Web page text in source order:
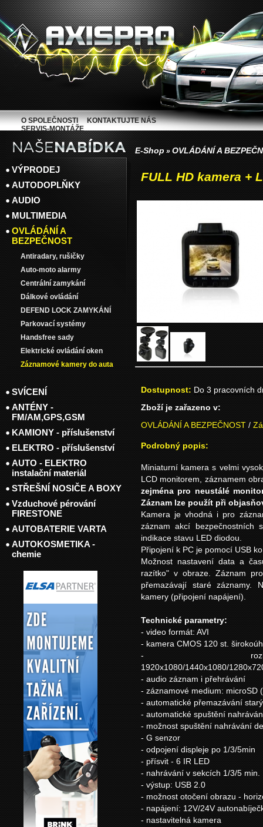
E-Shop » OVLÁDÁNÍ A
FULL HD kamera +
Dostupnost: Do 3 pracovních
Zboží je zařazeno v:
OVLÁDÁNÍ A BEZPEČNOST /
Podrobný popis:
Miniaturní kamera s velmi
LCD monitorem, záznamem
zejména pro neustálé
Záznam lze použít při
Kamera je vhodná i pro
záznam akcí bezpečnostních
indikace stavu LED diodou.
Připojení k PC je pomocí USB
Možnost nastavení data a
razítko" v obraze. Záznam
přemazávají staré záznamy.
kamery (připojení napájení).
Technické parametry:
- video formát: AVI
- kamera CMOS 120 st.
-
1920x1080/1440x1080/
- audio záznam i přehrávání
- záznamové medium: microSD
- automatické přemazávání
- automatické spuštění
- možnost spuštění nahrávání
- G senzor
- odpojení displeje po 1/3/5min
- přísvit - 6 IR LED
- nahrávání v sekcích 1/3/5 min.
- výstup: USB 2.0
- možnost otočení obrazu -
- napájení: 12V/24V
- nastavitelná kamera
VÝPRODEJ
AUTODOPLŇKY
AUDIO
MULTIMEDIA
OVLÁDÁNÍ A
BEZPEČNOST
Antiradary, rušičky
Auto-moto alarmy
Centrální zamykání
Dálkové ovládání
DEFEND LOCK ZAMYKÁNÍ
Parkovací systémy
Handsfree sady
Elektrické ovládání oken
Záznamové kamery do auta
SVÍCENÍ
ANTÉNY -
FM/AM,GPS,GSM
KAMIONY - příslušenství
ELEKTRO - příslušenství
AUTO - ELEKTRO
instalační materiál
STŘEŠNÍ NOSIČE A BOXY
Vzduchové pérování
FIRESTONE
AUTOBATERIE VARTA
AUTOKOSMETIKA -
chemie
O SPOLEČNOSTI
KONTAKTUJTE NÁS
SERVIS-MONTÁŽE